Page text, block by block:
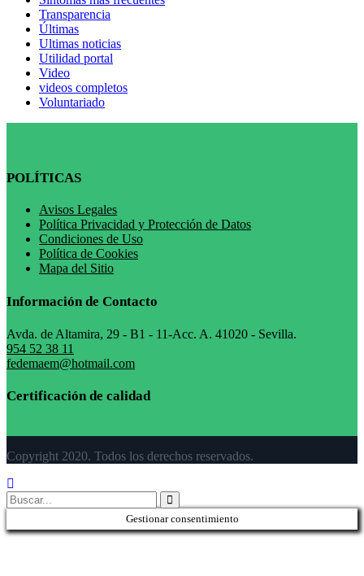
Transparencia
Últimas
Ultimas noticias
Utilidad portal
Video
videos completos
Voluntariado
POLÍTICAS
Avisos Legales
Política Privacidad y Protección de Datos
Condiciones de Uso
Política de Cookies
Mapa del Sitio
Información de Contacto
Avda. de Altamira, 29 - B1 - 11-Acc. A. 41020 - Sevilla.
954 52 38 11
fedemaem@hotmail.com
Certificación de calidad
Copyright 2020. Todos los derechos reservados.
Gestionar consentimiento